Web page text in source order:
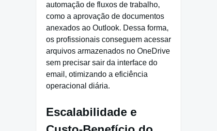
automação de fluxos de trabalho,
como a aprovação de documentos
anexados ao Outlook. Dessa forma,
os profissionais conseguem acessar
arquivos armazenados no OneDrive
sem precisar sair da interface do
email, otimizando a eficiência
operacional diária.
Escalabilidade e